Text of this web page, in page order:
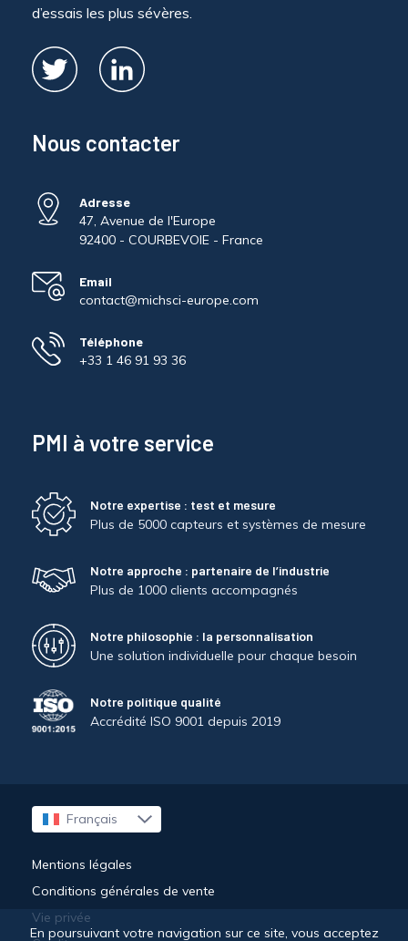
d’essais les plus sévères.
Nous contacter
Adresse
47, Avenue de l'Europe
92400 - COURBEVOIE - France
Email
contact@michsci-europe.com
Téléphone
+33 1 46 91 93 36
PMI à votre service
Notre expertise : test et mesure
Plus de 5000 capteurs et systèmes de mesure
Notre approche : partenaire de l’industrie
Plus de 1000 clients accompagnés
Notre philosophie : la personnalisation
Une solution individuelle pour chaque besoin
Notre politique qualité
Accrédité ISO 9001 depuis 2019
Français
English
Mentions légales
Conditions générales de vente
Vie privée
En poursuivant votre navigation sur ce site, vous acceptez